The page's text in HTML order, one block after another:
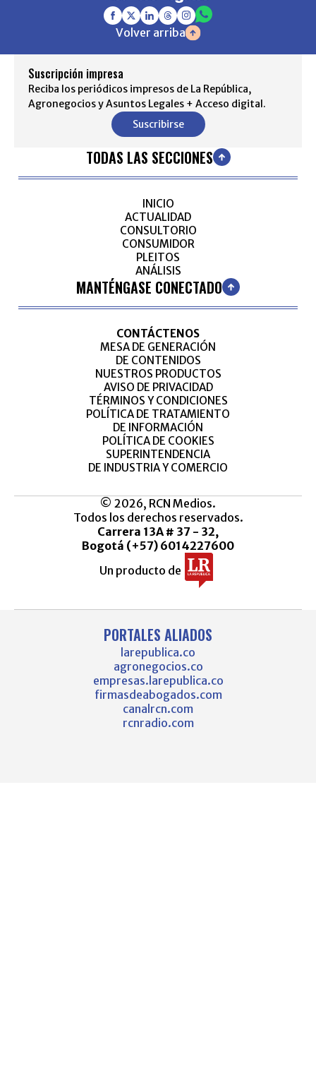
Volver arriba
Suscripción impresa
Reciba los periódicos impresos de La República,
Agronegocios y Asuntos Legales + Acceso digital.
Suscribirse
TODAS LAS SECCIONES
INICIO
ACTUALIDAD
CONSULTORIO
CONSUMIDOR
PLEITOS
ANÁLISIS
MANTÉNGASE CONECTADO
CONTÁCTENOS
MESA DE GENERACIÓN
DE CONTENIDOS
NUESTROS PRODUCTOS
AVISO DE PRIVACIDAD
TÉRMINOS Y CONDICIONES
POLÍTICA DE TRATAMIENTO
DE INFORMACIÓN
POLÍTICA DE COOKIES
SUPERINTENDENCIA
DE INDUSTRIA Y COMERCIO
© 2026, RCN Medios.
Todos los derechos reservados.
Carrera 13A # 37 - 32,
Bogotá (+57) 6014227600
Un producto de
PORTALES ALIADOS
larepublica.co
agronegocios.co
empresas.larepublica.co
firmasdeabogados.com
canalrcn.com
rcnradio.com